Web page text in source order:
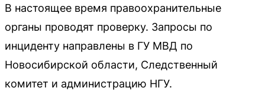
В настоящее время правоохранительные
органы проводят проверку. Запросы по
инциденту направлены в ГУ МВД по
Новосибирской области, Следственный
комитет и администрацию НГУ.